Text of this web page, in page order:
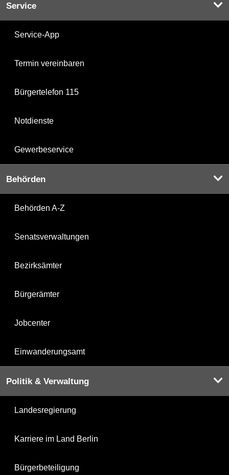
Service
Service-App
Termin vereinbaren
Bürgertelefon 115
Notdienste
Gewerbeservice
Behörden
Behörden A-Z
Senatsverwaltungen
Bezirksämter
Bürgerämter
Jobcenter
Einwanderungsamt
Politik & Verwaltung
Landesregierung
Karriere im Land Berlin
Bürgerbeteiligung